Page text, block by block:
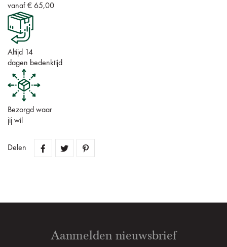
vanaf € 65,00
Altijd 14
dagen bedenktijd
Bezorgd waar
jij wil
Delen
Aanmelden nieuwsbrief